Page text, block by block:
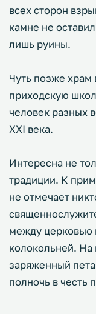
всех сторон
камне не
лишь руины.
Чуть позже храм
приходскую
человек разных
XXI века.
Интересна не
традиции. К
не отмечает
между церковью
колокольней. На
заряженный
полночь в честь